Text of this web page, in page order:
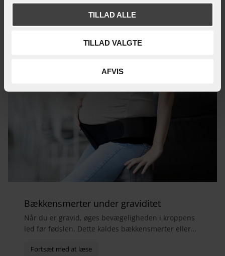
TILLAD ALLE
TILLAD VALGTE
AFVIS
Bækkensmerter under graviditet
Når du er gravid, øges bevægeligheden i kroppens
led før fødslen. Dette kaldes bækkensmerter eller
hofter,...